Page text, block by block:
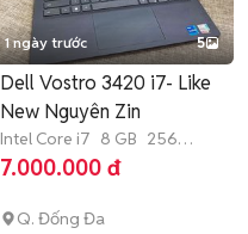
1 ngày trước 5
Dell Vostro 3420 i7- Like
New Nguyên Zin
Intel Core i7 8 GB 256
GB SSD
7.000.000 đ
Q. Đống Đa